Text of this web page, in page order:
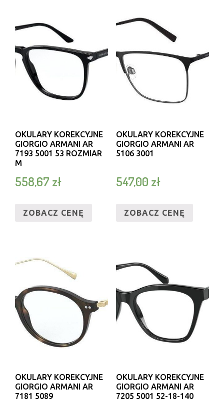
OKULARY KOREKCYJNE
GIORGIO ARMANI AR
7193 5001 53 ROZMIAR
M
558,67 zł
ZOBACZ CENĘ
OKULARY KOREKCYJNE
GIORGIO ARMANI AR
5106 3001
547,00 zł
ZOBACZ CENĘ
OKULARY KOREKCYJNE
GIORGIO ARMANI AR
7181 5089
OKULARY KOREKCYJNE
GIORGIO ARMANI AR
7205 5001 52-18-140